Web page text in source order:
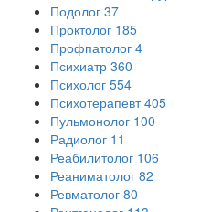
Подолог 37
Проктолог 185
Профпатолог 4
Психиатр 360
Психолог 554
Психотерапевт 405
Пульмонолог 100
Радиолог 11
Реабилитолог 106
Реаниматолог 82
Ревматолог 80